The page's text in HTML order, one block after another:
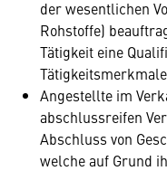
der wesentlichen
Rohstoffe)
Tätigkeit eine
Angestellte im
abschlussreifen
Abschluss von
welche auf Grund